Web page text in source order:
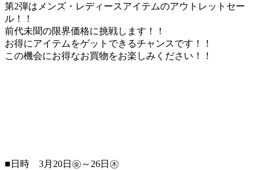
第2弾はメンズ・レディースアイテムのアウトレットセー
ル！！
前代未聞の限界価格に挑戦します！！
お得にアイテムをゲットできるチャンスです！！
この機会にお得なお買物をお楽しみください！！
■日時 3月20日㊎～26日㊍